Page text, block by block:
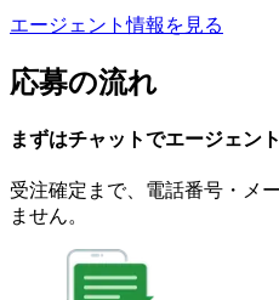
エージェント情報を見る
応募の流れ
まずはチャットでエージェント
受注確定まで、 電話番号・メ
ません。